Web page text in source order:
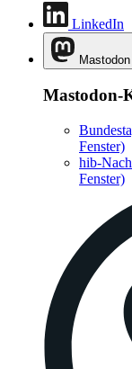
LinkedIn
Mastodon
Mastodon-
Fenster)
hib-
Fenster)